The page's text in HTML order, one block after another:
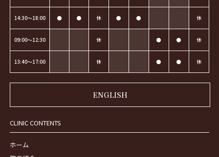
14:30～18:00 ● ● 休 ● ● 休
09:00～12:30 休 ● ● 休
13:40～17:00 休 ● ● 休
ENGLISH
CLINIC CONTENTS
ホーム